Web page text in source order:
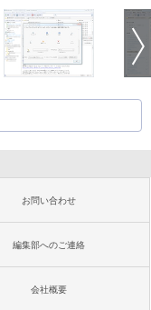
お問い合わせ
編集部へのご連絡
会社概要